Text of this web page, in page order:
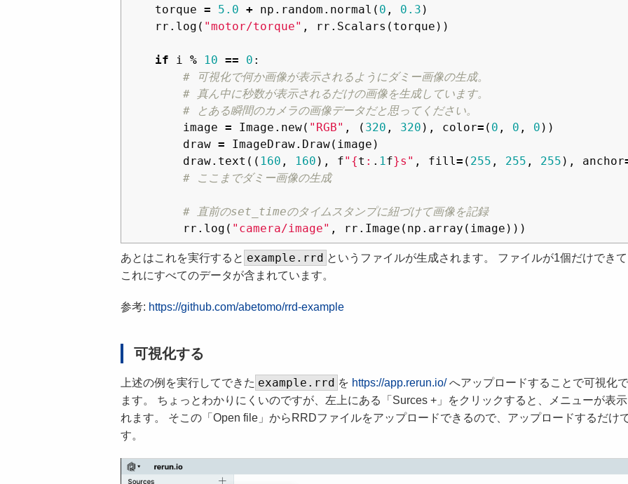
torque = 5.0 + np . random . normal ( 0 , 0.3 )
rr . log ( "motor/torque" , rr . Scalars ( torque ))
if i % 10 == 0 :
image = Image . new( "RGB" , ( 320 , 320 ), color= ( 0 , 0 , 0 ))
draw = ImageDraw. Draw( image )
draw. text (( 160 , 160 ), f" {t : . 1f}s" , fill= ( 255 , 255 , 255 ), anchor
rr . log ( "camera/image" , rr . Image ( np . array ( image )))
あとはこれを実行すると example.rrd というファイルが生成されます。 ファイルが1個だけでき
これにすべてのデータが含まれています。
参考: https://github.com/abetomo/rrd-example
可視化する
上述の例を実行してできた example.rrd を https://app.rerun.io/へアップロードすることで可視化
ます。 ちょっとわかりにくいのですが、左上にある「Surces +」をクリックすると、メニューが表
れます。 そこの「Open file」からRRDファイルをアップロードできるので、アップロードするだけ
す。